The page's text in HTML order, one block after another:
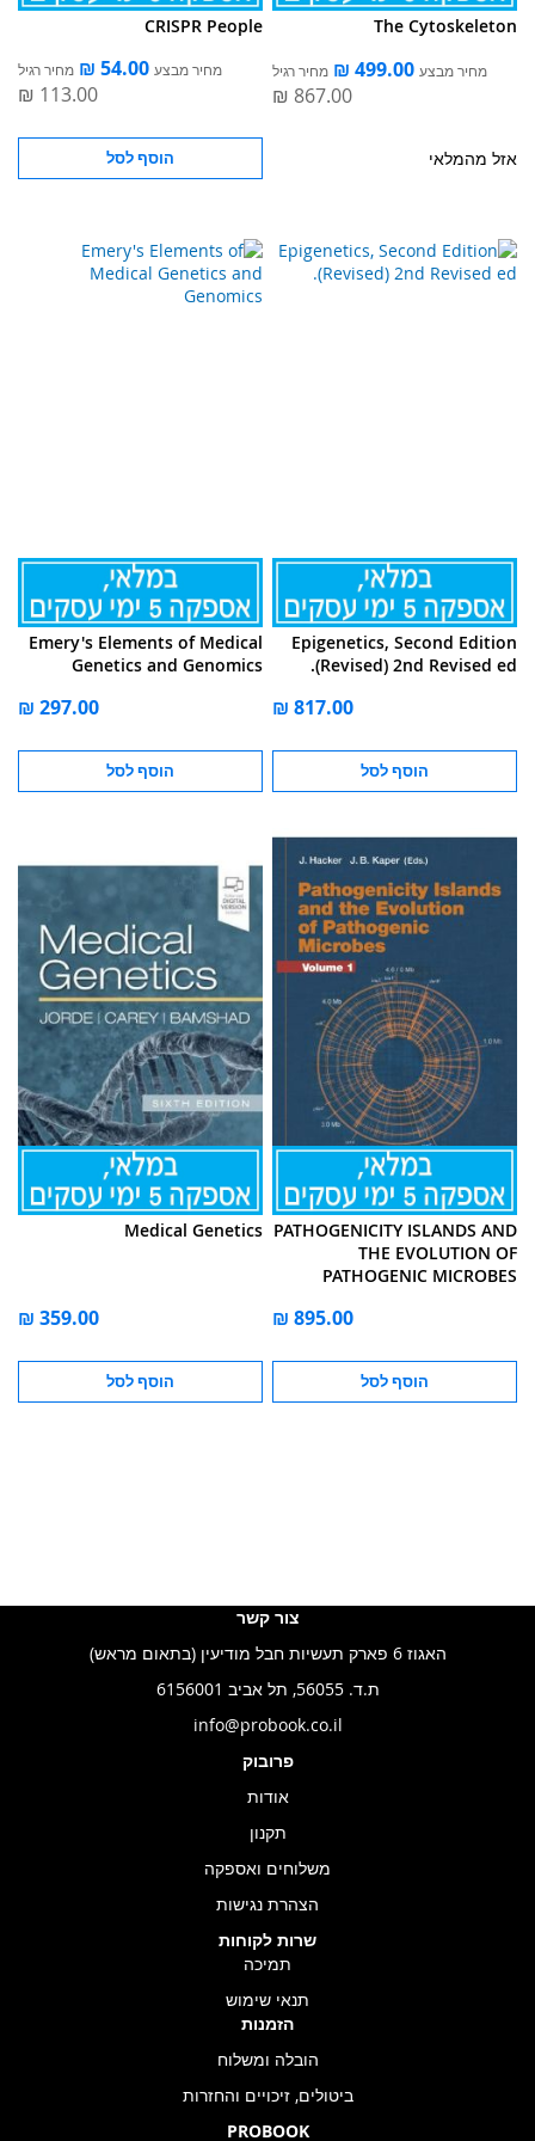
The Cytoskeleton
מחיר מבצע מחיר רגיל
אזל מהמלאי
CRISPR People
מחיר מבצע מחיר רגיל
הוסף לסל
Epigenetics, Second Edition
(Revised) 2nd Revised ed.
הוסף לסל
Emery's Elements of Medical
Genetics and Genomics
הוסף לסל
PATHOGENICITY ISLANDS AND
THE EVOLUTION OF
PATHOGENIC MICROBES
הוסף לסל
Medical Genetics
הוסף לסל
צור קשר
האגוז 6 פארק תעשיות חבל מודיעין (בתאום מראש)
ת.ד. 56055, תל אביב 6156001
info@probook.co.il
פרובוק
אודות
תקנון
משלוחים ואספקה
הצהרת נגישות
שרות לקוחות
תמיכה
תנאי שימוש
הזמנות
הובלה ומשלוח
ביטולים, זיכויים והחזרות
PROBOOK